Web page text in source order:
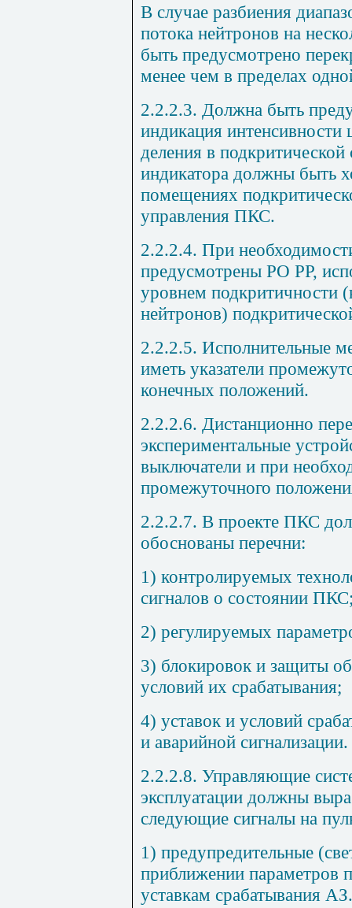
В случае разбиения
потока нейтронов на
быть предусмотрено
менее чем в пределах
2.2.2.3. Должна быть
индикация интенсивности
деления в
индикатора должны быть
помещениях
управления ПКС.
2.2.2.4. При
предусмотрены РО РР,
уровнем подкритичности
нейтронов)
2.2.2.5. Исполнительные
иметь указатели
конечных положений.
2.2.2.6. Дистанционно
экспериментальные
выключатели и при
промежуточного
2.2.2.7. В проекте ПКС
обоснованы перечни:
1) контролируемых
сигналов о состоянии
2) регулируемых
3) блокировок и защиты
условий их срабатывания;
4) уставок и условий
и аварийной сигнализации.
2.2.2.8. Управляющие
эксплуатации должны
следующие сигналы на
1) предупредительные
приближении параметров
уставкам срабатывания